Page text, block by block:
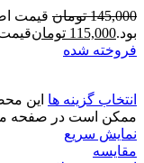
145,000 تومان
بود.115,000 تومانقیمت
فروخته شده
انتخاب گزینه ها این
ممکن است در صفحه
نمایش سریع
مقايسه